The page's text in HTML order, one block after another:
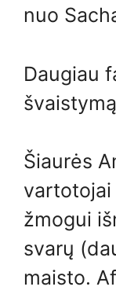
nuo
Daugiau
Šiaurės
vartotojai
žmogui
svarų
maisto.